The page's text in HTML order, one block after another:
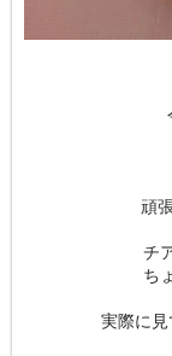
頑
チ
ち
実際に